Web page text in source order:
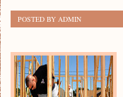
POSTED BY ADMIN